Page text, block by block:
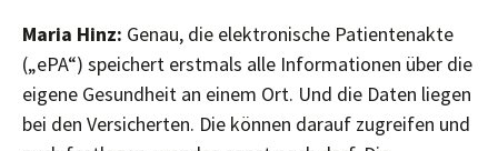
Maria Hinz: Genau, die elektronische Patientenakte
(„ePA“) speichert erstmals alle Informationen über die
eigene Gesundheit an einem Ort. Und die Daten liegen
bei den Versicherten. Die können darauf zugreifen und